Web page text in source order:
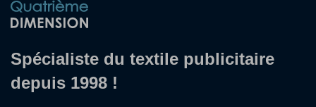
Spécialiste du textile publicitaire
depuis 1998 !